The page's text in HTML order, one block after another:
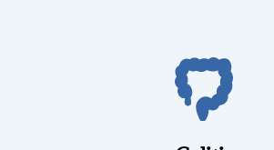
Inflamación del colon que puede
abdominal y sangrado. Una colonoscopía
el intestino grueso para detectar
pólipos.